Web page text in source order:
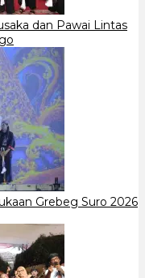
dan Pawai Lintas
Grebeg Suro 2026